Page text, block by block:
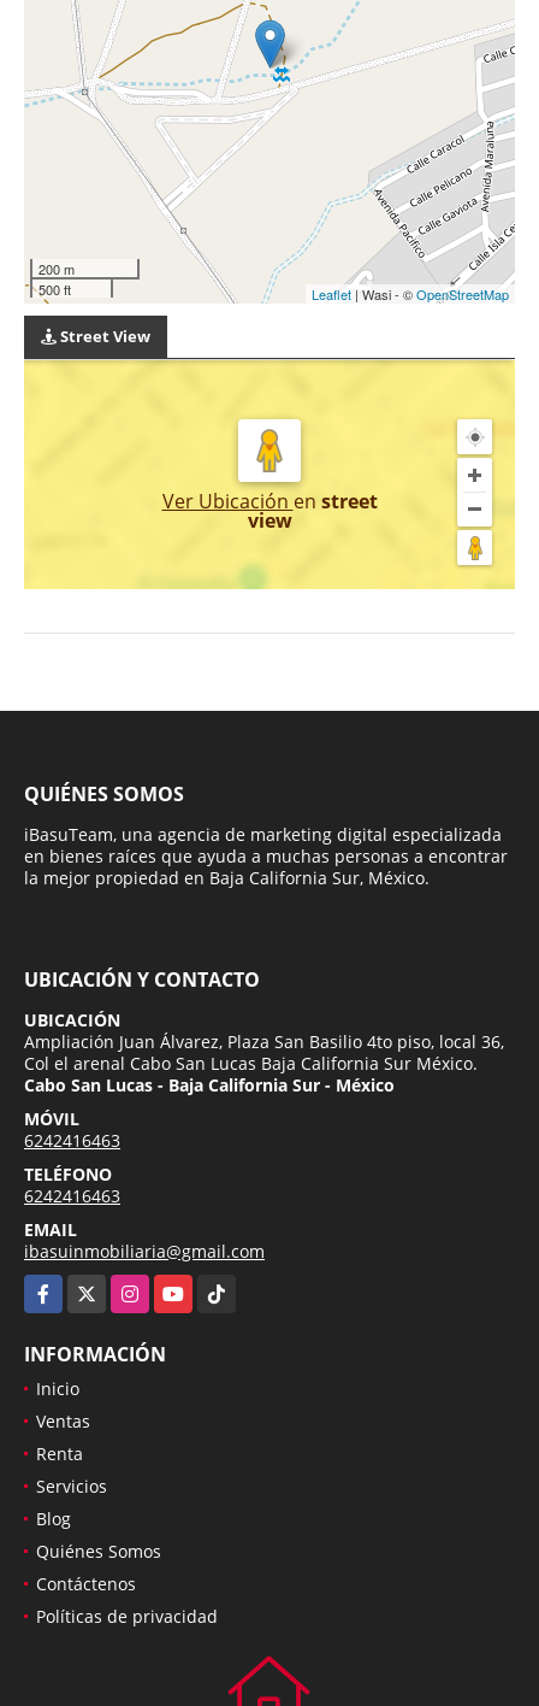
200 m
500 ft
Leaflet | Wasi - ©OpenStreetMap
Street View
Ver Ubicación en street
view
QUIÉNES SOMOS
iBasuTeam, una agencia de marketing digital especializada
en bienes raíces que ayuda a muchas personas a encontrar
la mejor propiedad en Baja California Sur, México.
UBICACIÓN Y CONTACTO
UBICACIÓN
Ampliación Juan Álvarez, Plaza San Basilio 4to piso, local 36,
Col el arenal Cabo San Lucas Baja California Sur México.
Cabo San Lucas - Baja California Sur - México
MÓVIL
6242416463
TELÉFONO
6242416463
EMAIL
ibasuinmobiliaria@gmail.com
Facebook
InstagramYouTubeTikTok
INFORMACIÓN
Inicio
Ventas
Renta
Servicios
Blog
Quiénes Somos
Contáctenos
Políticas de privacidad